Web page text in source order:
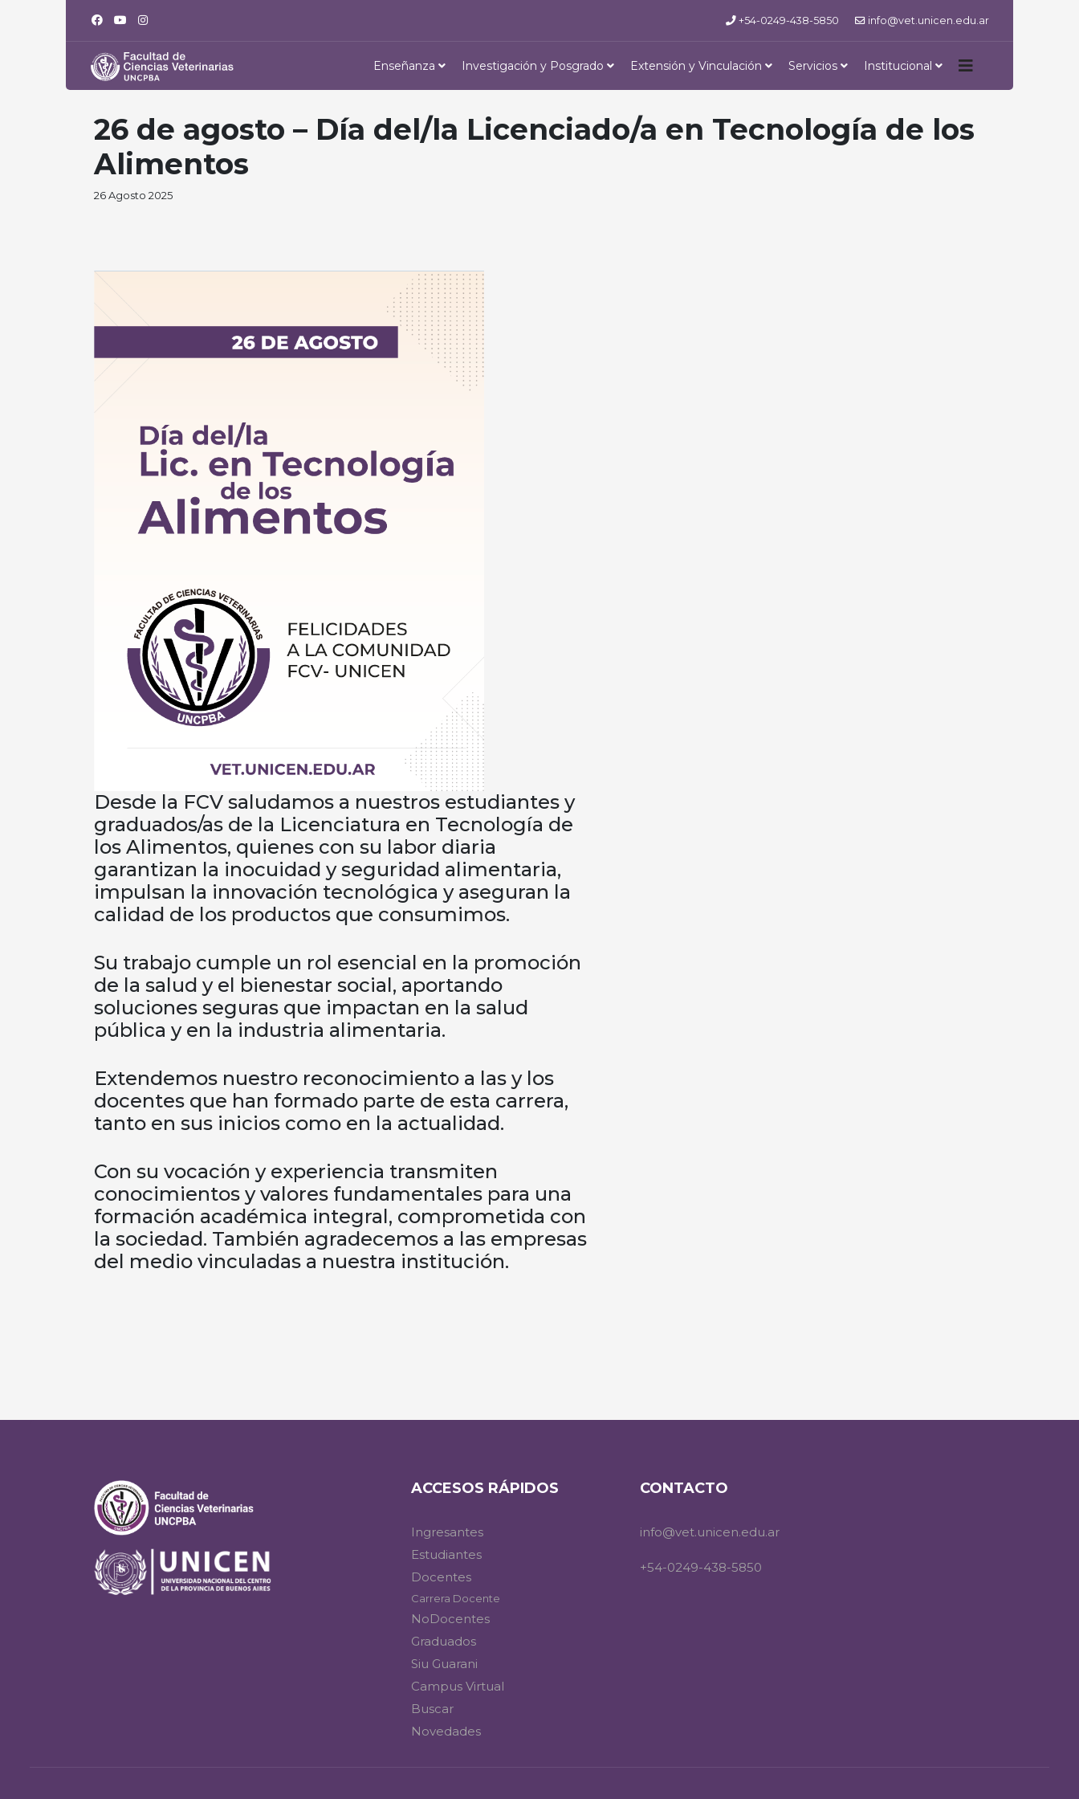
+54-0249-438-5850 info@vet.unicen.edu.ar
Enseñanza Investigación y Posgrado Extensión y Vinculación Servicios Institucional
26 de agosto – Día del/la Licenciado/a en Tecnología de los
Alimentos
26 Agosto 2025
Desde la FCV saludamos a nuestros estudiantes y
graduados/as de la Licenciatura en Tecnología de
los Alimentos, quienes con su labor diaria
garantizan la inocuidad y seguridad alimentaria,
impulsan la innovación tecnológica y aseguran la
calidad de los productos que consumimos.
Su trabajo cumple un rol esencial en la promoción
de la salud y el bienestar social, aportando
soluciones seguras que impactan en la salud
pública y en la industria alimentaria.
Extendemos nuestro reconocimiento a las y los
docentes que han formado parte de esta carrera,
tanto en sus inicios como en la actualidad.
Con su vocación y experiencia transmiten
conocimientos y valores fundamentales para una
formación académica integral, comprometida con
la sociedad. También agradecemos a las empresas
del medio vinculadas a nuestra institución.
ACCESOS RÁPIDOS
Ingresantes
Estudiantes
Docentes
Carrera Docente
NoDocentes
Graduados
Siu Guarani
Campus Virtual
Buscar
Novedades
CONTACTO
info@vet.unicen.edu.ar
+54-0249-438-5850